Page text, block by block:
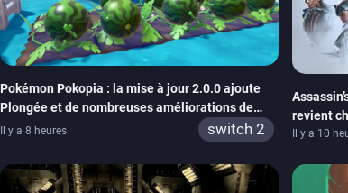
Pokémon Pokopia : la mise à jour 2.0.0 ajoute
Plongée et de nombreuses améliorations de
confort
Il y a 8 heures switch 2
revient
de la
Il y a 10